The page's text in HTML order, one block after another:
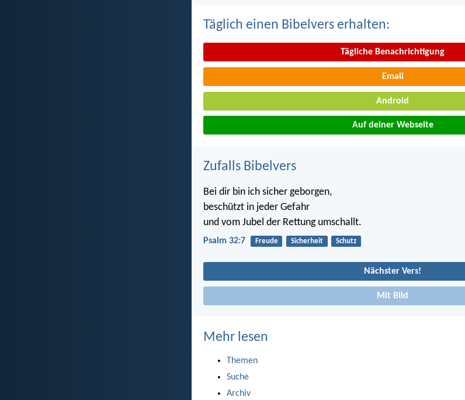
Täglich einen Bibelvers erhalten:
Tägliche Benachrichtigung
Email
Android
Auf deiner Webseite
Zufalls Bibelvers
Bei dir bin ich sicher geborgen,
beschützt in jeder Gefahr
und vom Jubel der Rettung umschallt.
Psalm 32:7 Freude Sicherheit Schutz
Nächster Vers!
Mit Bild
Mehr lesen
Themen
Suche
Archiv